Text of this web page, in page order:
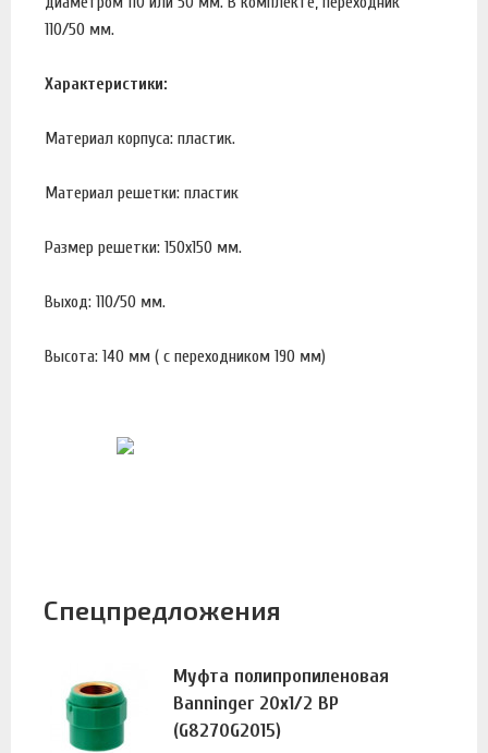
110/50 мм.
Характеристики:
Материал корпуса: пластик.
Материал решетки: пластик
Размер решетки: 150х150 мм.
Выход: 110/50 мм.
Высота: 140 мм ( с переходником 190 мм)
Спецпредложения
Муфта полипропиленовая
Banninger 20х1/2 ВР
(G8270G2015)